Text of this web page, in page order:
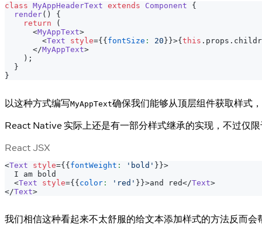
class MyAppHeaderText extends Component
{
render( )
{
return
(
<MyAppText>
<Text style={ { fontSize : 20 } }>{ this . props .
</MyAppText>
) ;
}
}
以这种方式编写MyAppText确保我们能够从顶层组件获取样式
React Native 实际上还是有一部分样式继承的实现，不过仅
React JSX
<Text style={ { fontWeight : 'bold' } }>
  I am bold
<Text style={ { color : 'red' } }>and red</Text>
</Text>
我们相信这种看起来不太舒服的给文本添加样式的方法反而